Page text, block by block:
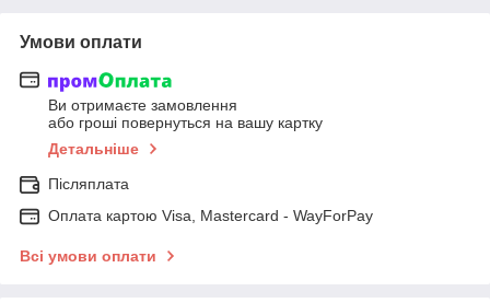
Умови оплати
Ви отримаєте замовлення
або гроші повернуться на вашу картку
Детальніше
Післяплата
Оплата картою Visa, Mastercard - WayForPay
Всі умови оплати